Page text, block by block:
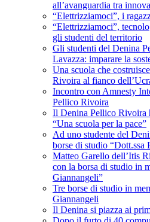
all’avanguardia tra
“Elettrizziamoci”, i
“Elettrizziamoci”,
gli studenti del territorio
Gli studenti del Denina
Lavazza: imparare la
Una scuola che
Rivoira al fianco
Incontro con Amnesty
Pellico Rivoira
Il Denina Pellico Rivoira
“Una scuola per la pace”
Ad uno studente del
borse di studio “Dott.ssa
Matteo Garello dell’Itis
con la borsa di studio in
Giannangeli”
Tre borse di studio in
Giannangeli
Il Denina si piazza ai